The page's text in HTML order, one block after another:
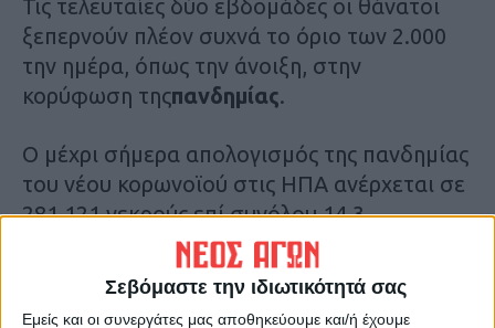
Σεβόμαστε την ιδιωτικότητά σας
Εμείς και οι συνεργάτες μας αποθηκεύουμε και/ή έχουμε
Τις τελευταίες δύο εβδομάδες οι θάνατοι
ξεπερνούν πλέον συχνά το όριο των 2.000
την ημέρα, όπως την άνοιξη, στην
κορύφωση τηςπανδημίας.
Ο μέχρι σήμερα απολογισμός της πανδημίας
του νέου κορωνοϊού στις ΗΠΑ ανέρχεται σε
281.121 νεκρούς επί συνόλου 14,3
εκατομμυρίων μολύνσεων.
Πηγή: cnn.gr